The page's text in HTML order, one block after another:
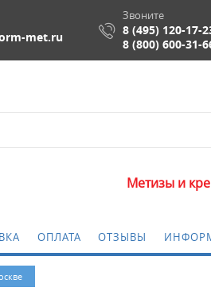
met.ru
Звоните
8 (495) 120-17-
8 (800) 600-31-
Метизы и
ОПЛАТА ОТЗЫВЫ